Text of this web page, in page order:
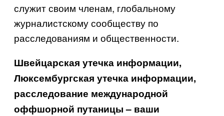
служит своим членам, глобальному
журналистскому сообществу по
расследованиям и общественности.
Швейцарская утечка информации,
Люксембургская утечка информации,
расследование международной
оффшорной путаницы – ваши